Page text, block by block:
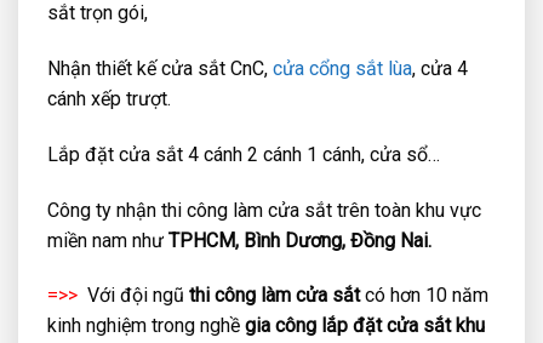
sắt trọn gói,
Nhận thiết kế cửa sắt CnC, cửa cổng sắt lùa, cửa 4
cánh xếp trượt.
Lắp đặt cửa sắt 4 cánh 2 cánh 1 cánh, cửa sổ…
Công ty nhận thi công làm cửa sắt trên toàn khu vực
miền nam như TPHCM, Bình Dương, Đồng Nai.
=>> Với đội ngũ thi công làm cửa sắtcó hơn 10 năm
kinh nghiệm trong nghề gia công lắp đặt cửa sắt khu